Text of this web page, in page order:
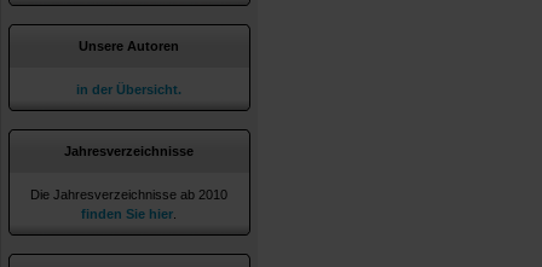
Unsere Autoren
in der Übersicht.
Jahresverzeichnisse
Die Jahresverzeichnisse ab 2010
finden Sie hier